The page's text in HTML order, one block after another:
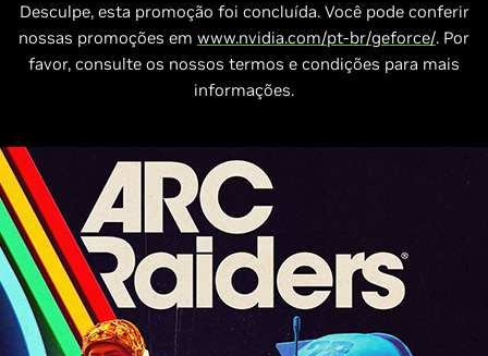
Desculpe, esta promoção foi concluída. Você pode conferir
nossas promoções em www.nvidia.com/pt-br/geforce/. Por
favor, consulte os nossos termos e condições para mais
informações.